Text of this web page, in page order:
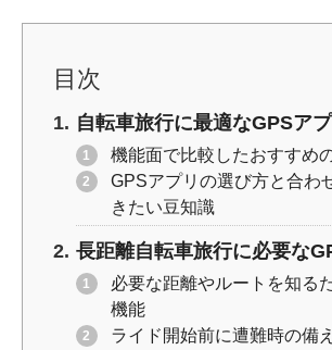
o
k
目次
自転車旅行に最適なGPSア
機能面で比較したおすすめ
GPSアプリの選び方と合わ
きたい豆知識
長距離自転車旅行に必要な
必要な距離やルートを知る
機能
ライド開始前に遭難時の備